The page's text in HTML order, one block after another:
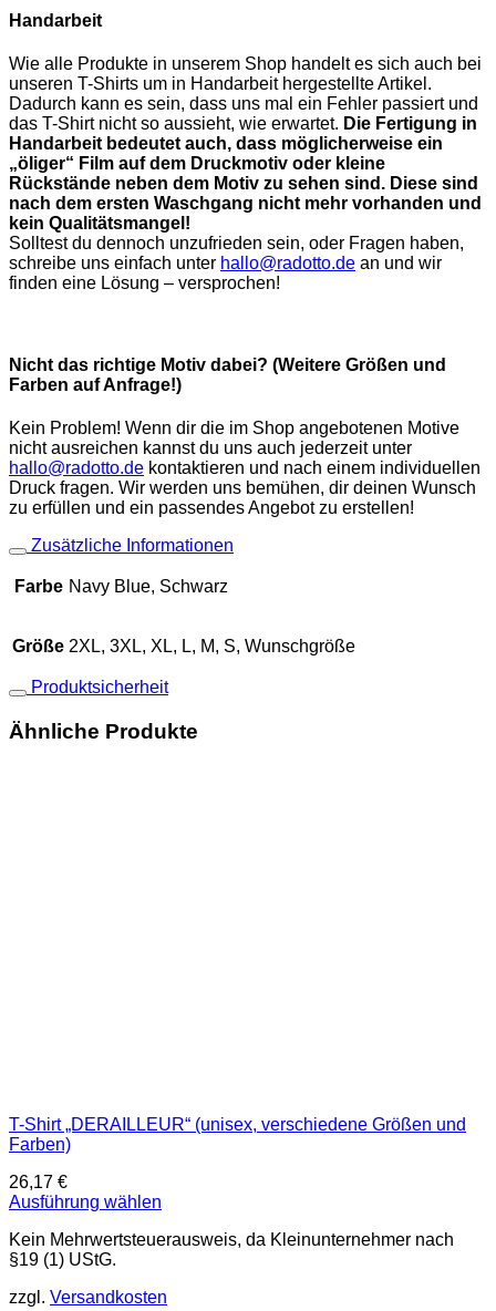
Handarbeit
Wie alle Produkte in unserem Shop handelt es sich auch bei
unseren T-Shirts um in Handarbeit hergestellte Artikel.
Dadurch kann es sein, dass uns mal ein Fehler passiert und
das T-Shirt nicht so aussieht, wie erwartet. Die Fertigung in
Handarbeit bedeutet auch, dass möglicherweise ein
„öliger“ Film auf dem Druckmotiv oder kleine
Rückstände neben dem Motiv zu sehen sind. Diese sind
nach dem ersten Waschgang nicht mehr vorhanden und
kein Qualitätsmangel!
Solltest du dennoch unzufrieden sein, oder Fragen haben,
schreibe uns einfach unter hallo@radotto.de an und wir
finden eine Lösung – versprochen!
Nicht das richtige Motiv dabei? (Weitere Größen und
Farben auf Anfrage!)
Kein Problem! Wenn dir die im Shop angebotenen Motive
nicht ausreichen kannst du uns auch jederzeit unter
hallo@radotto.de kontaktieren und nach einem individuellen
Druck fragen. Wir werden uns bemühen, dir deinen Wunsch
zu erfüllen und ein passendes Angebot zu erstellen!
Zusätzliche Informationen
Farbe Navy Blue, Schwarz
Größe 2XL, 3XL, XL, L, M, S, Wunschgröße
Produktsicherheit
Ähnliche Produkte
T-Shirt „DERAILLEUR“ (unisex, verschiedene Größen und
Farben)
26,17 €
Ausführung wählen
Produkt
weist
Varianten
Kein Mehrwertsteuerausweis, da Kleinunternehmer nach
§19 (1) UStG.
zzgl. Versandkosten